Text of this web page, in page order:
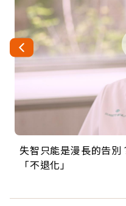
失智只能是漫長的告
「不退化」
來自剛果的巧克力神父
的家，我連作夢都講台
63歲卸矽谷副總、搬
丑」走進安養院，逗
104歲打破金氏世界紀
手，分享長壽的秘密原
事業巔峰他選擇追夢…
巨蛋！連CNN都大讚！